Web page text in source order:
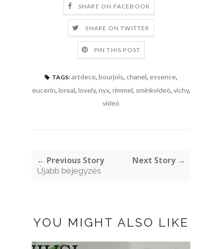
SHARE ON FACEBOOK
SHARE ON TWITTER
PIN THIS POST
TAGS: artdeco, bourjois, chanel, essence,
eucerin, loreal, lovely, nyx, rimmel, sminkvideó, vichy,
videó
← Previous Story
Újabb bejegyzés
Next Story →
YOU MIGHT ALSO LIKE